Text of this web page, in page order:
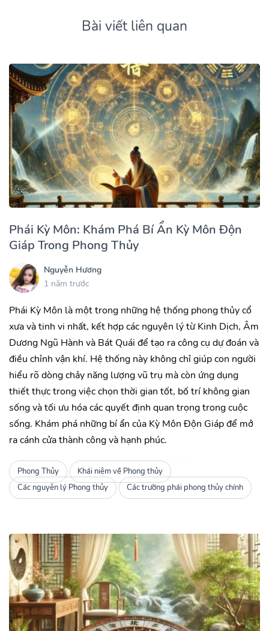
Bài viết liên quan
Phái Kỳ Môn: Khám Phá Bí Ẩn Kỳ Môn Độn
Giáp Trong Phong Thủy
Nguyễn Hương
1 năm trước
Phái Kỳ Môn là một trong những hệ thống phong thủy cổ
xưa và tinh vi nhất, kết hợp các nguyên lý từ Kinh Dịch, Âm
Dương Ngũ Hành và Bát Quái để tạo ra công cụ dự đoán và
điều chỉnh vận khí. Hệ thống này không chỉ giúp con người
hiểu rõ dòng chảy năng lượng vũ trụ mà còn ứng dụng
thiết thực trong việc chọn thời gian tốt, bố trí không gian
sống và tối ưu hóa các quyết định quan trọng trong cuộc
sống. Khám phá những bí ẩn của Kỳ Môn Độn Giáp để mở
ra cánh cửa thành công và hạnh phúc.
Phong Thủy
Khái niệm về Phong thủy
Các nguyên lý Phong thủy
Các trường phái phong thủy chính